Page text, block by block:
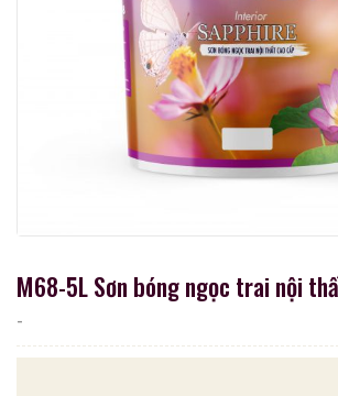
M68-5L Sơn bóng ngọc trai nội
-